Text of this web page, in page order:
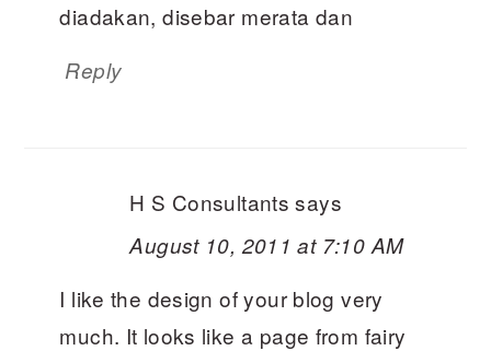
diadakan, disebar merata dan
Reply
H S Consultants says
August 10, 2011 at 7:10 AM
I like the design of your blog very
much. It looks like a page from fairy